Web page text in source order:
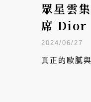
眾星雲
席 Dior
Towers
2024/06/27
真正的歐膩